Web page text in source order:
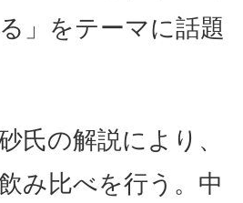
」をテーマに話題
氏の解説により、
み比べを行う。中